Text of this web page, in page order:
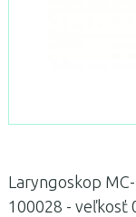
Laryngoskop
100028 - veľkosť